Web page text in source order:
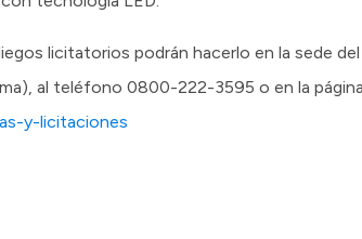
licitatorios podrán hacerlo en la sede
al teléfono 0800-222-3595 o en la
y-licitaciones